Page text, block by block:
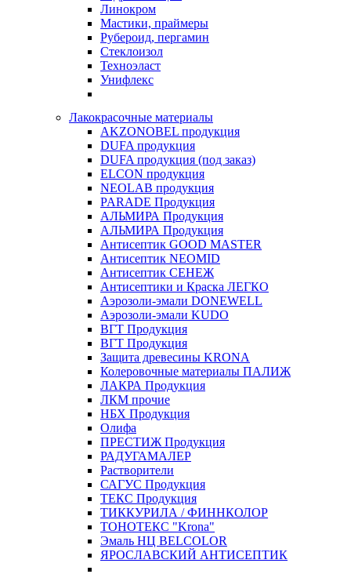
Линокром
Мастики, праймеры
Рубероид, пергамин
Стеклоизол
Техноэласт
Унифлекс
Лакокрасочные материалы
AKZONOBEL продукция
DUFA продукция
DUFA продукция (под заказ)
ELCON продукция
NEOLAB продукция
PARADE Продукция
АЛЬМИРА Продукция
АЛЬМИРА Продукция
Антисептик GOOD MASTER
Антисептик NEOMID
Антисептик СЕНЕЖ
Антисептики и Краска ЛЕГКО
Аэрозоли-эмали DONEWELL
Аэрозоли-эмали KUDO
ВГТ Продукция
ВГТ Продукция
Защита древесины KRONA
Колеровочные материалы ПАЛИЖ
ЛАКРА Продукция
ЛКМ прочие
НБХ Продукция
Олифа
ПРЕСТИЖ Продукция
РАДУГАМАЛЕР
Растворители
САГУС Продукция
ТЕКС Продукция
ТИККУРИЛА / ФИННКОЛОР
ТОНОТЕКС "Krona"
Эмаль НЦ BELCOLOR
ЯРОСЛАВСКИЙ АНТИСЕПТИК